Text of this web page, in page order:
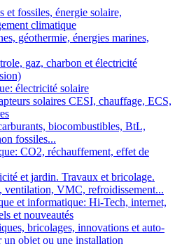
et fossiles, énergie solaire,
climatique
géothermie, énergies marines,
gaz, charbon et électricité
électricité solaire
solaires CESI, chauffage, ECS,
biocombustibles, BtL,
fossiles...
CO2, réchauffement, effet de
et jardin. Travaux et bricolage.
ventilation, VMC, refroidissement...
et informatique: Hi-Tech, internet,
et nouveautés
bricolages, innovations et auto-
objet ou une installation